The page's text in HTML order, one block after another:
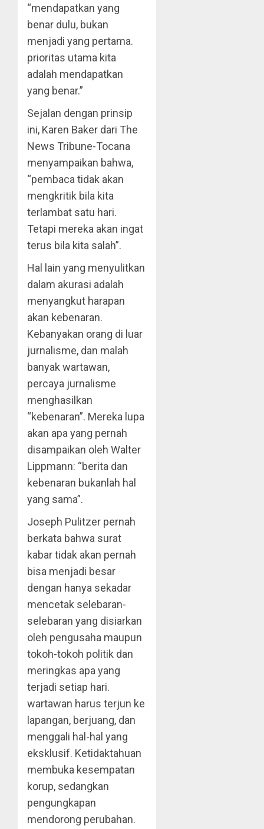
“mendapatkan yang
benar dulu, bukan
menjadi yang pertama.
prioritas utama kita
adalah mendapatkan
yang benar.”
Sejalan dengan prinsip
ini, Karen Baker dari The
News Tribune-Tocana
menyampaikan bahwa,
“pembaca tidak akan
mengkritik bila kita
terlambat satu hari.
Tetapi mereka akan ingat
terus bila kita salah”.
Hal lain yang menyulitkan
dalam akurasi adalah
menyangkut harapan
akan kebenaran.
Kebanyakan orang di luar
jurnalisme, dan malah
banyak wartawan,
percaya jurnalisme
menghasilkan
“kebenaran”. Mereka lupa
akan apa yang pernah
disampaikan oleh Walter
Lippmann: “berita dan
kebenaran bukanlah hal
yang sama”.
Joseph Pulitzer pernah
berkata bahwa surat
kabar tidak akan pernah
bisa menjadi besar
dengan hanya sekadar
mencetak selebaran-
selebaran yang disiarkan
oleh pengusaha maupun
tokoh-tokoh politik dan
meringkas apa yang
terjadi setiap hari.
wartawan harus terjun ke
lapangan, berjuang, dan
menggali hal-hal yang
eksklusif. Ketidaktahuan
membuka kesempatan
korup, sedangkan
pengungkapan
mendorong perubahan.